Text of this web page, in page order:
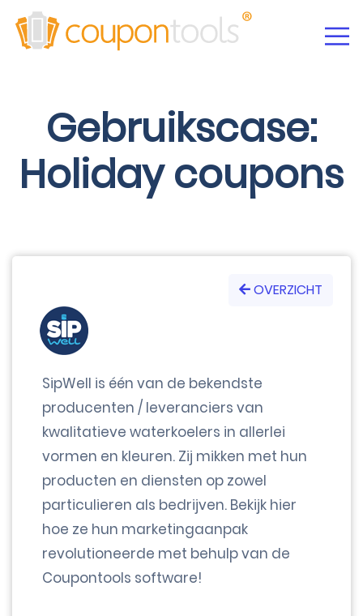
Gebruikscase:
Holiday coupons
OVERZICHT
SipWell is één van de bekendste
producenten / leveranciers van
kwalitatieve waterkoelers in allerlei
vormen en kleuren. Zij mikken met hun
producten en diensten op zowel
particulieren als bedrijven. Bekijk hier
hoe ze hun marketingaanpak
revolutioneerde met behulp van de
Coupontools software!